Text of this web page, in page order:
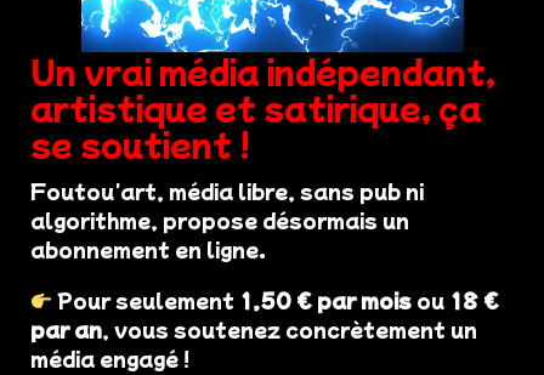
Un vrai média indépendant,
artistique et satirique, ça
se soutient !
Foutou'art, média libre, sans pub ni
algorithme, propose désormais un
abonnement en ligne.
Pour seulement 1,50 € par mois ou 18 €
par an, vous soutenez concrètement un
média engagé !